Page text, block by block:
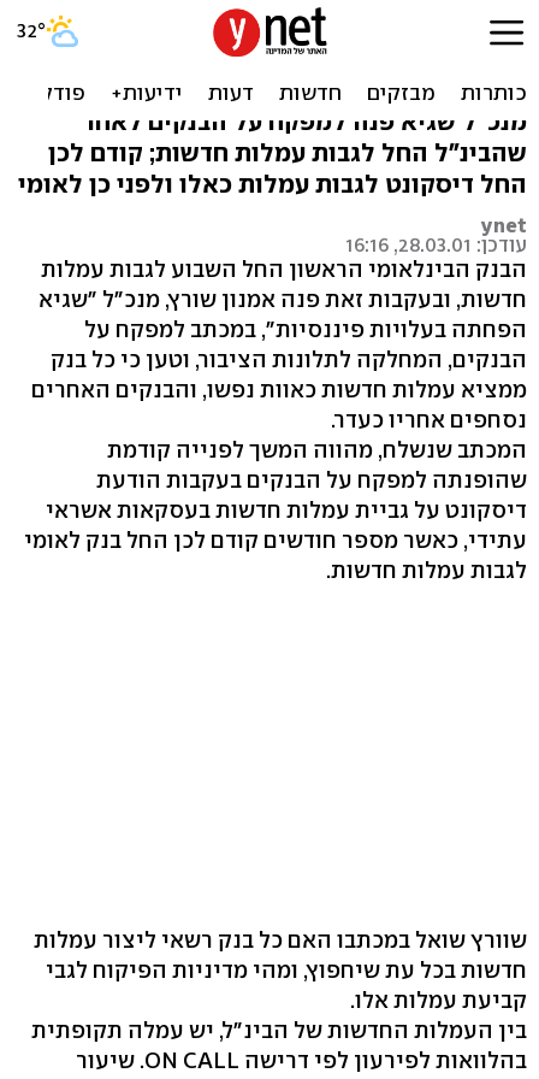
חברת שגיא: הבנקים
ממציאים עמלות חדשות
מנכ"ל שגיא פנה למפקח על הבנקים לאחר
שהבינ"ל החל לגבות עמלות חדשות; קודם לכן
החל דיסקונט לגבות עמלות כאלו ולפני כן לאומי
ynet
עודכן: 28.03.01, 16:16
הבנק הבינלאומי הראשון החל השבוע לגבות עמלות
חדשות, ובעקבות זאת פנה אמנון שורץ, מנכ"ל "שגיא
הפחתה בעלויות פיננסיות", במכתב למפקח על
הבנקים, המחלקה לתלונות הציבור, וטען כי כל בנק
ממציא עמלות חדשות כאוות נפשו, והבנקים האחרים
נסחפים אחריו כעדר.
המכתב שנשלח, מהווה המשך לפנייה קודמת
שהופנתה למפקח על הבנקים בעקבות הודעת
דיסקונט על גביית עמלות חדשות בעסקאות אשראי
עתידי, כאשר מספר חודשים קודם לכן החל בנק לאומי
לגבות עמלות חדשות.
שוורץ שואל במכתבו האם כל בנק רשאי ליצור עמלות
חדשות בכל עת שיחפוץ, ומהי מדיניות הפיקוח לגבי
קביעת עמלות אלו.
בין העמלות החדשות של הבינ"ל, יש עמלה תקופתית
בהלוואות לפירעון לפי דרישה ON CALL. שיעור